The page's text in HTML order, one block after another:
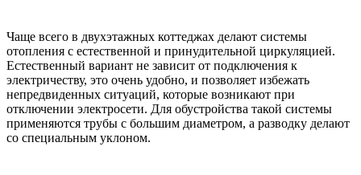
Чаще всего в двухэтажных коттеджах делают системы
отопления с естественной и принудительной циркуляцией.
Естественный вариант не зависит от подключения к
электричеству, это очень удобно, и позволяет избежать
непредвиденных ситуаций, которые возникают при
отключении электросети. Для обустройства такой системы
применяются трубы с большим диаметром, а разводку делают
со специальным уклоном.